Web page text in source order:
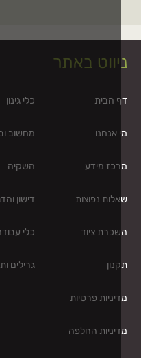
באתר
הבית
אנחנו
מידע
נפוצות
ציוד
פרטיות
החלפה
כלי גינון
מחשוב ובקרה
השקיה
דישון והדברה
כלי עבודה
גרילים ותנורים